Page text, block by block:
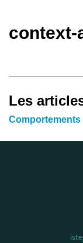
context-
Les